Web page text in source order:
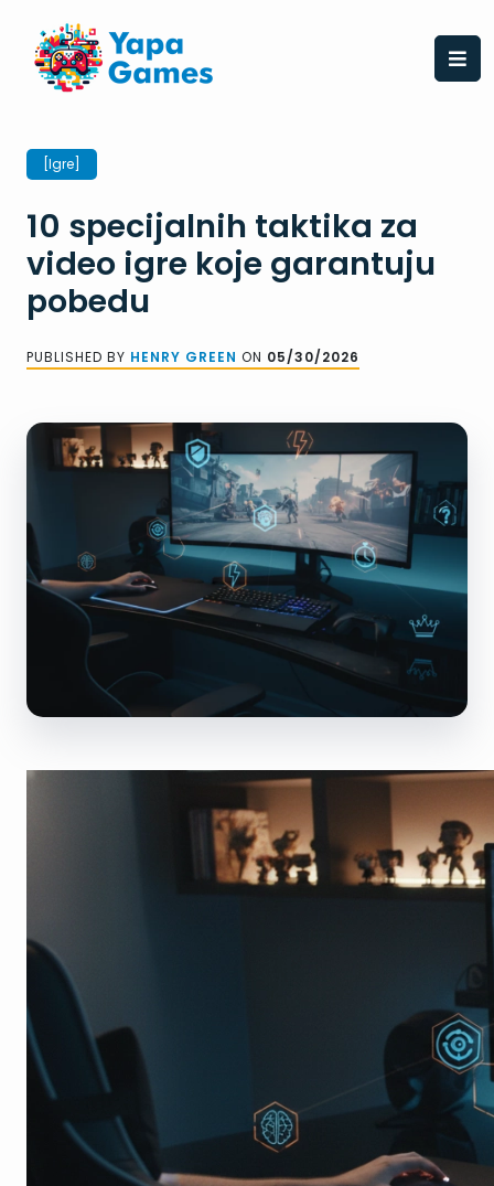
content
[Igre]
10 specijalnih taktika za
video igre koje garantuju
pobedu
PUBLISHED BY HENRY GREEN ON 05/30/2026